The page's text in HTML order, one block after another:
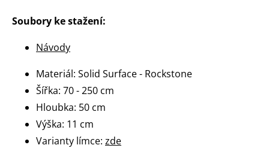
Soubory ke stažení:
Návody
Materiál: Solid Surface - Rockstone
Šířka: 70 - 250 cm
Hloubka: 50 cm
Výška: 11 cm
Varianty límce: zde